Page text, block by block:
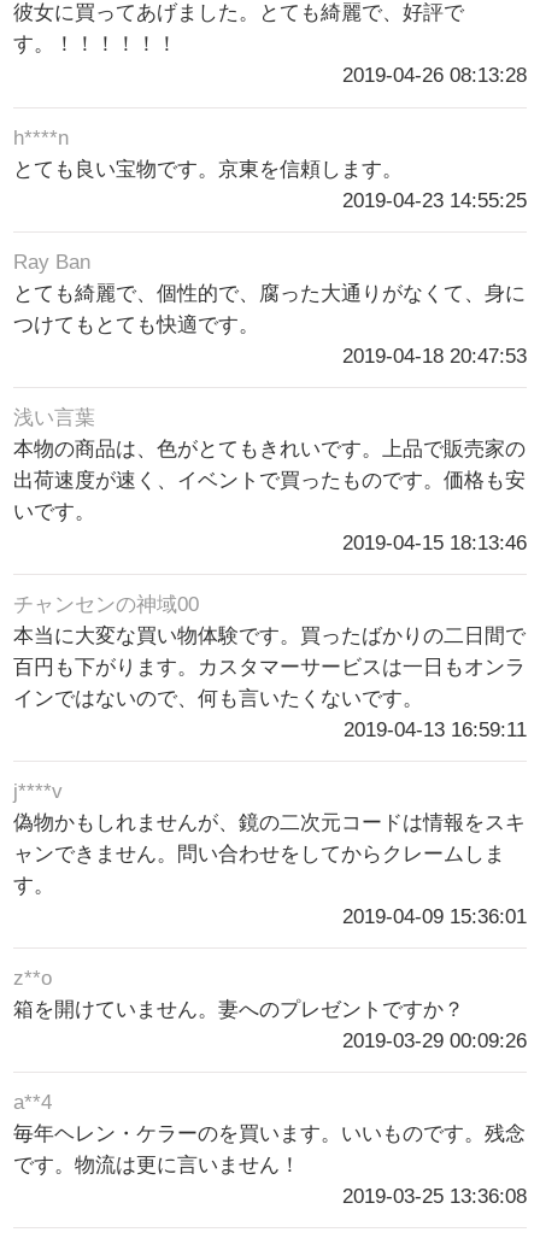
彼女に買ってあげました。とても綺麗で、好評で
す。！！！！！！
2019-04-26 08:13:28
h****n
とても良い宝物です。京東を信頼します。
2019-04-23 14:55:25
Ray Ban
とても綺麗で、個性的で、腐った大通りがなくて、身に
つけてもとても快適です。
2019-04-18 20:47:53
浅い言葉
本物の商品は、色がとてもきれいです。上品で販売家の
出荷速度が速く、イベントで買ったものです。価格も安
いです。
2019-04-15 18:13:46
チャンセンの神域00
本当に大変な買い物体験です。買ったばかりの二日間で
百円も下がります。カスタマーサービスは一日もオンラ
インではないので、何も言いたくないです。
2019-04-13 16:59:11
j****v
偽物かもしれませんが、鏡の二次元コードは情報をスキ
ャンできません。問い合わせをしてからクレームしま
す。
2019-04-09 15:36:01
z**o
箱を開けていません。妻へのプレゼントですか？
2019-03-29 00:09:26
a**4
毎年ヘレン・ケラーのを買います。いいものです。残念
です。物流は更に言いません！
2019-03-25 13:36:08